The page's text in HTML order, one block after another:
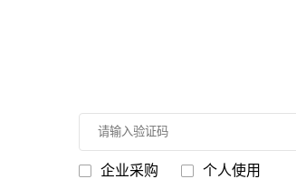
企业采购 个人使用